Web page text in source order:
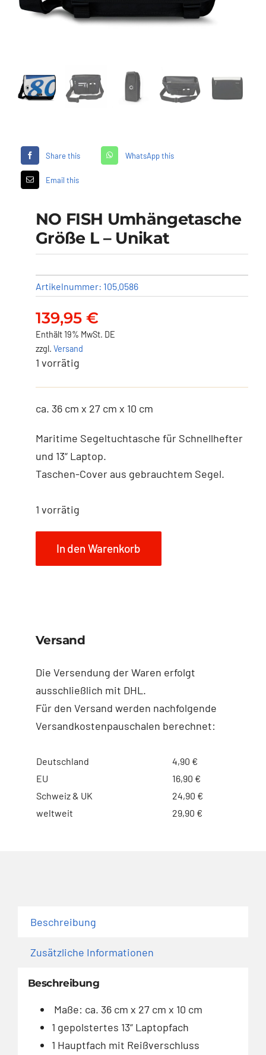
Kontakt
Warenkorb
Share this WhatsApp this
Email this
NO FISH Umhängetasche
Größe L – Unikat
Artikelnummer: 105.0586
139,95 €
Enthält 19% MwSt. DE
zzgl. Versand
1 vorrätig
ca. 36 cm x 27 cm x 10 cm
Maritime Segeltuchtasche für Schnellhefter
und 13“ Laptop.
Taschen-Cover aus gebrauchtem Segel.
1 vorrätig
In den Warenkorb
Versand
Die Versendung der Waren erfolgt
ausschließlich mit DHL.
Für den Versand werden nachfolgende
Versandkostenpauschalen berechnet:
Deutschland
4,90 €
EU
16,90 €
Schweiz & UK
24,90 €
weltweit
29,90 €
Beschreibung
Zusätzliche Informationen
Beschreibung
Maße: ca. 36 cm x 27 cm x 10 cm
1 gepolstertes 13“ Laptopfach
1 Hauptfach mit Reißverschluss